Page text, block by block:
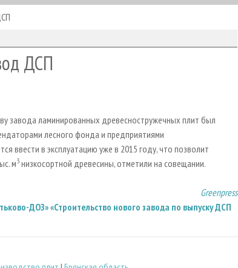
ДСП
завода ламинированных древесностружечных плит был
лесного фонда и предприятиями
ввести в эксплуатацию уже в 2015 году, что позволит
м3 низкосортной древесины, отметили на совещании.
Greenpress
ДОЗ» «Строительство нового завода по выпуску ДСП